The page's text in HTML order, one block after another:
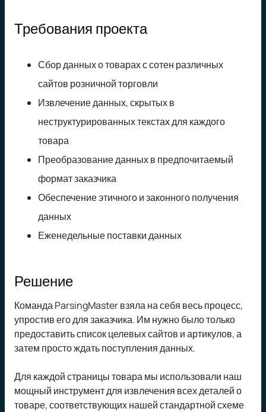
Требования проекта
Сбор данных о товарах с сотен различных
сайтов розничной торговли
Извлечение данных, скрытых в
неструктурированных текстах для каждого
товара
Преобразование данных в предпочитаемый
формат заказчика
Обеспечение этичного и законного получения
данных
Еженедельные поставки данных
Решение
Команда ParsingMaster взяла на себя весь процесс,
упростив его для заказчика. Им нужно было только
предоставить список целевых сайтов и артикулов, а
затем просто ждать поступления данных.
Для каждой страницы товара мы использовали наш
мощный инструмент для извлечения всех деталей о
товаре, соответствующих нашей стандартной схеме